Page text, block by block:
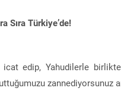
Sıra Türkiye’de!
edip, Yahudilerle birlikte
zannediyorsunuz